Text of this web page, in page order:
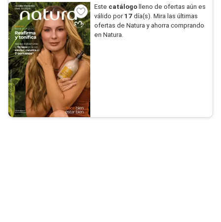
Este catálogolleno de ofertas aún es
válido por 17día(s). Mira las últimas
ofertas de Natura y ahorra comprando
en Natura.